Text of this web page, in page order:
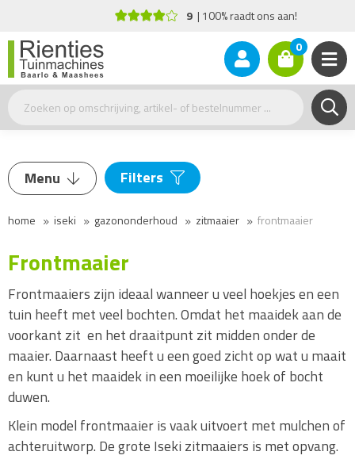
9 100% raadt ons aan!
0
Menu Filters
Grasmaaier
Zitmaaier
Zitmaaier met opvangbak
Zitmaaier met mulch en zijlosser
Frontmaaier
Zero turn maaier
Zitmaaier diesel
Accu zitmaaier
Accessoires / Toebehoren
Wat is Mulchen?
Maaibreedte
home iseki gazononderhoud zitmaaier frontmaaier
Frontmaaier
Frontmaaiers zijn ideaal wanneer u veel hoekjes en een
tuin heeft met veel bochten. Omdat het maaidek aan de
voorkant zit en het draaitpunt zit midden onder de
maaier. Daarnaast heeft u een goed zicht op wat u maait
en kunt u het maaidek in een moeilijke hoek of bocht
duwen.
Klein model frontmaaier is vaak uitvoert met mulchen of
achteruitworp. De grote Iseki zitmaaiers is met opvang.